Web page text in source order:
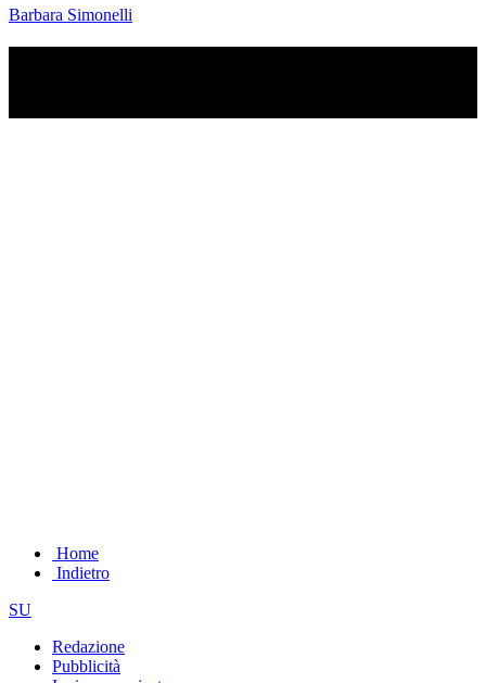
Barbara Simonelli
Home
Indietro
SU
Redazione
Pubblicità